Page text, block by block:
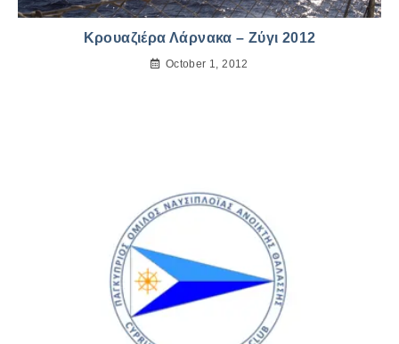
Κρουαζιέρα Λάρνακα – Ζύγι 2012
October 1, 2012